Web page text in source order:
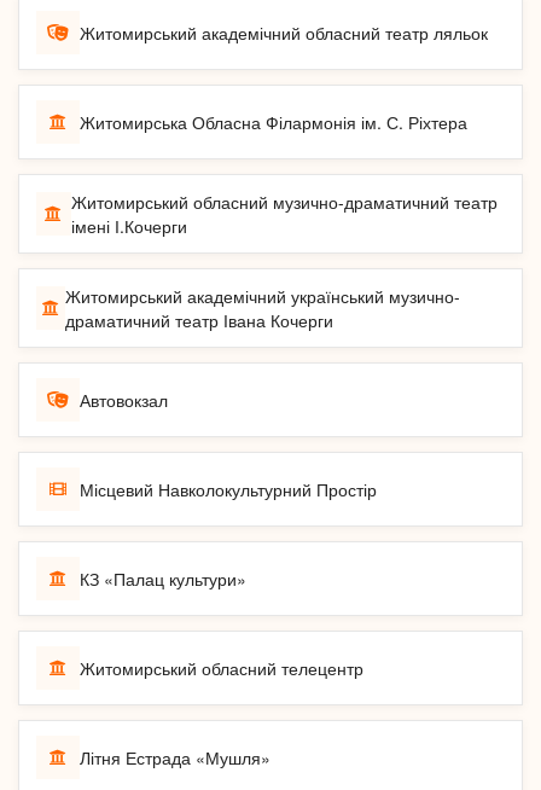
Житомирський академічний обласний театр ляльок
Житомирська Обласна Філармонія ім. С. Ріхтера
Житомирський обласний музично-драматичний театр
імені І.Кочерги
Житомирський академічний український музично-
драматичний театр Івана Кочерги
Автовокзал
Місцевий Навколокультурний Простір
КЗ «Палац культури»
Житомирський обласний телецентр
Літня Естрада «Мушля»